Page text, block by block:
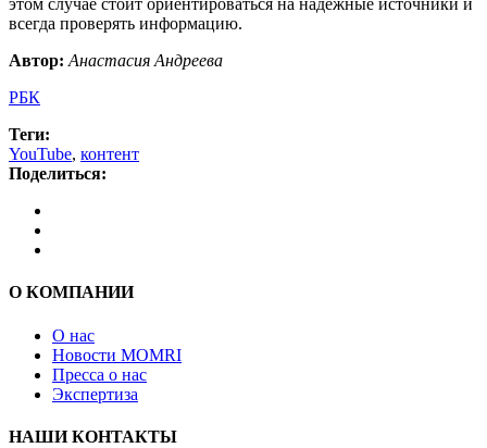
этом случае стоит ориентироваться на надежные источники и
всегда проверять информацию.
Автор: Анастасия Андреева
РБК
Теги:
YouTube, контент
Поделиться:
О КОМПАНИИ
О нас
Новости MOMRI
Пресса о нас
Экспертиза
НАШИ КОНТАКТЫ